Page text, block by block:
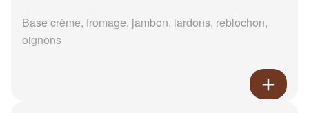
Base crème, fromage, jambon, lardons, reblochon,
oignons